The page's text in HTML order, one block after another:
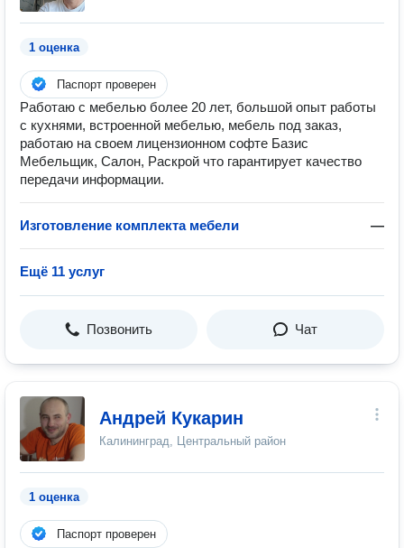
1 оценка
Паспорт проверен
Работаю с мебелью более 20 лет, большой опыт работы
с кухнями, встроенной мебелью, мебель под заказ,
работаю на своем лицензионном софте Базис
Мебельщик, Салон, Раскрой что гарантирует качество
передачи информации.
Изготовление комплекта мебели —
Ещё 11 услуг
Позвонить Чат
Андрей Кукарин
Калининград, Центральный район
1 оценка
Паспорт проверен